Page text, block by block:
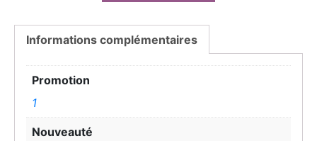
Informations complémentaires
Promotion
1
Nouveauté